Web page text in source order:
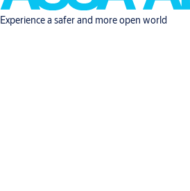
Experience a safer and more open world